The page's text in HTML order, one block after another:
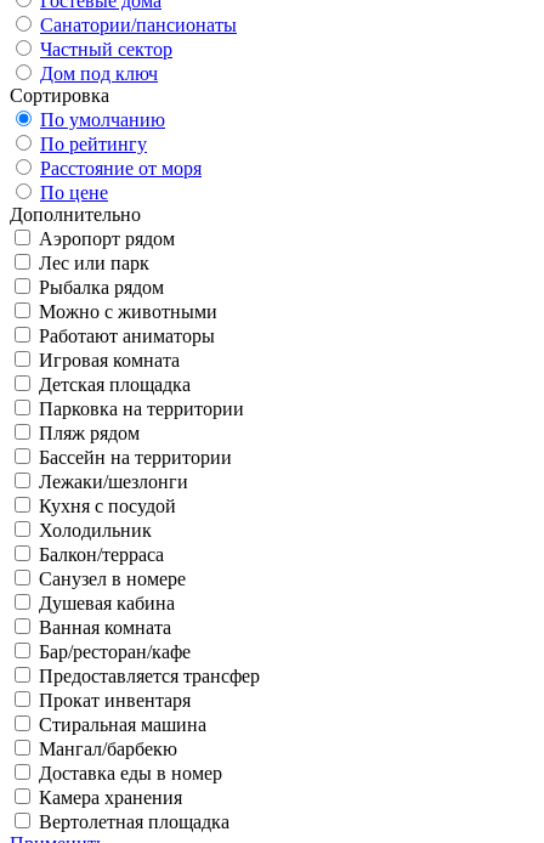
Санатории/пансионаты
Частный сектор
Дом под ключ
Сортировка
По умолчанию
По рейтингу
Расстояние от моря
По цене
Дополнительно
Аэропорт рядом
Лес или парк
Рыбалка рядом
Можно с животными
Работают аниматоры
Игровая комната
Детская площадка
Парковка на территории
Пляж рядом
Бассейн на территории
Лежаки/шезлонги
Кухня с посудой
Холодильник
Балкон/терраса
Санузел в номере
Душевая кабина
Ванная комната
Бар/ресторан/кафе
Предоставляется трансфер
Прокат инвентаря
Стиральная машина
Мангал/барбекю
Доставка еды в номер
Камера хранения
Вертолетная площадка